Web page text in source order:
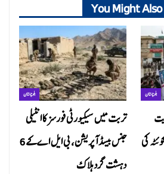
You Might
بلوچستان
تربت میں سیکیورٹی فورسز کا انٹیلی
جنس بیسڈ آپریشن، بی ایل اے کے 6
دہشت گرد ہلاک
بلوچستان
کی